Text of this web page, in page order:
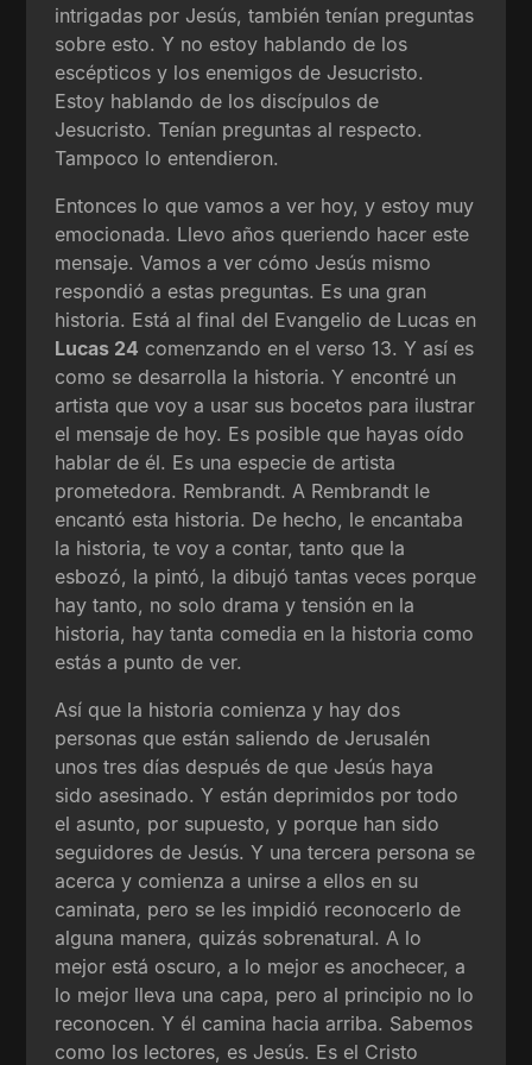
intrigadas por Jesús, también tenían preguntas
sobre esto. Y no estoy hablando de los
escépticos y los enemigos de Jesucristo.
Estoy hablando de los discípulos de
Jesucristo. Tenían preguntas al respecto.
Tampoco lo entendieron.
Entonces lo que vamos a ver hoy, y estoy muy
emocionada. Llevo años queriendo hacer este
mensaje. Vamos a ver cómo Jesús mismo
respondió a estas preguntas. Es una gran
historia. Está al final del Evangelio de Lucas en
Lucas 24 comenzando en el verso 13. Y así es
como se desarrolla la historia. Y encontré un
artista que voy a usar sus bocetos para ilustrar
el mensaje de hoy. Es posible que hayas oído
hablar de él. Es una especie de artista
prometedora. Rembrandt. A Rembrandt le
encantó esta historia. De hecho, le encantaba
la historia, te voy a contar, tanto que la
esbozó, la pintó, la dibujó tantas veces porque
hay tanto, no solo drama y tensión en la
historia, hay tanta comedia en la historia como
estás a punto de ver.
Así que la historia comienza y hay dos
personas que están saliendo de Jerusalén
unos tres días después de que Jesús haya
sido asesinado. Y están deprimidos por todo
el asunto, por supuesto, y porque han sido
seguidores de Jesús. Y una tercera persona se
acerca y comienza a unirse a ellos en su
caminata, pero se les impidió reconocerlo de
alguna manera, quizás sobrenatural. A lo
mejor está oscuro, a lo mejor es anochecer, a
lo mejor lleva una capa, pero al principio no lo
reconocen. Y él camina hacia arriba. Sabemos
como los lectores, es Jesús. Es el Cristo